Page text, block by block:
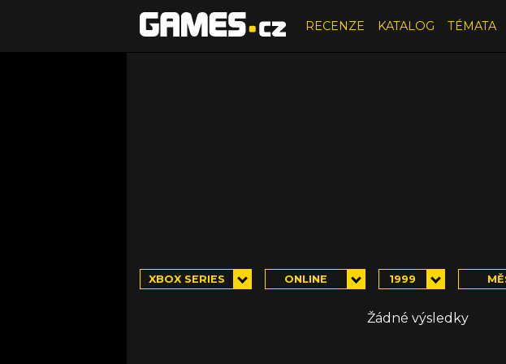
RECENZE KATALOG TÉMATA
XBOX SERIES ONLINE 1999
Žádné výsledky